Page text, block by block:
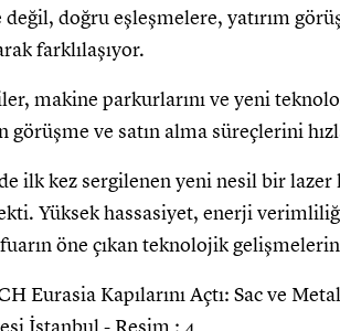
doğru eşleşmelere, yatırım
farklılaşıyor.
makine parkurlarını ve yeni
görüşme ve satın alma süreçlerini
ilk kez sergilenen yeni nesil bir
Yüksek hassasiyet, enerji
öne çıkan teknolojik